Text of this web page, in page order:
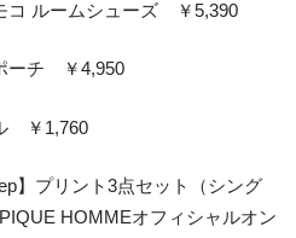
コ ルームシューズ ￥5,390
ーチ ￥4,950
￥1,760
】プリント3点セット（シング
HOMMEオフィシャルオン